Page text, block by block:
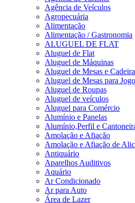
Agência de Veículos
Agropecuária
Alimentação
Alimentação / Gastronomia
ALUGUEL DE FLAT
Aluguel de Flat
Aluguel de Máquinas
Aluguel de Mesas e
Aluguel de Mesas para
Aluguel de Roupas
Aluguel de veículos
Aluguel para Comércio
Alumínio e Panelas
Alumínio,Perfil e
Amolação e Afiação
Amolação e Afiação de
Antiquário
Aparelhos Auditivos
Aquário
Ar Condicionado
Ar para Auto
Área de Lazer